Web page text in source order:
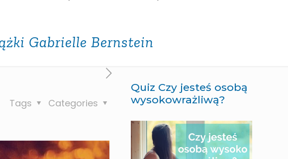
Gabrielle Bernstein
Categories
Tags
Quiz Czy jesteś osobą
wysokowrażliwą?